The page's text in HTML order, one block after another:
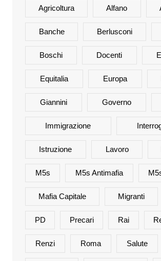
Agricoltura Alfano
Banche Berlusconi
Boschi Docenti
Equitalia Europa
Giannini Governo
Immigrazione
Istruzione Lavoro
M5s M5s Antimafia
Mafia Capitale Migranti
PD Precari Rai
Renzi Roma Salute